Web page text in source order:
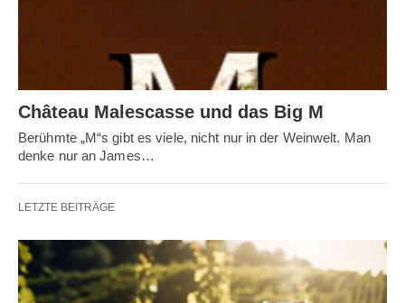
Château Malescasse und das Big M
Berühmte „M“s gibt es viele, nicht nur in der Weinwelt. Man
denke nur an James…
LETZTE BEITRÄGE